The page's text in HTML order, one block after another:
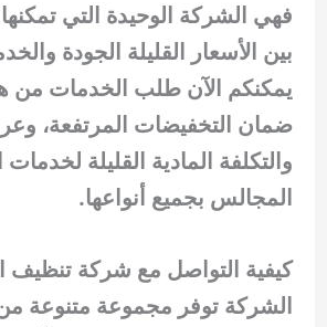
فهي الشركة الوحيدة التي
بين الأسعار القليلة الجودة
يمكنكم الآن طلب الخدمات من
ضمان التخفيضات المرتفعة،
والتكلفة المادية القليلة
المجالس بجميع أنواعها.
كيفية التواصل مع شركة تنظيف
الشركة توفر مجموعة متنوعة